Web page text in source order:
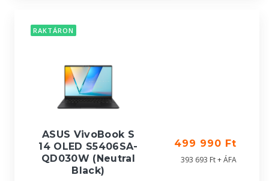
RAKTÁRON
ASUS VivoBook S
14 OLED S5406SA-
QD030W (Neutral
Black)
499 990 Ft
393 693 Ft + ÁFA